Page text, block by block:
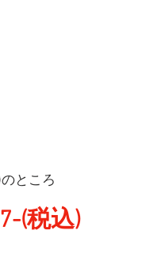
ところ
(税込)